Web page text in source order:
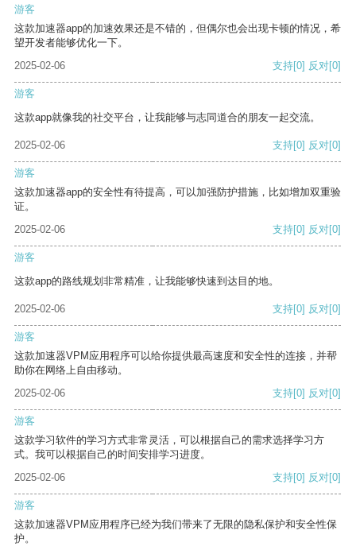
游客
这款加速器app的加速效果还是不错的，但偶尔也会出现卡顿的情况，希
望开发者能够优化一下。
2025-02-06
支持[0] 反对[0]
游客
这款app就像我的社交平台，让我能够与志同道合的朋友一起交流。
2025-02-06 支持[0] 反对[0]
游客
这款加速器app的安全性有待提高，可以加强防护措施，比如增加双重验
证。
2025-02-06
支持[0] 反对[0]
游客
这款app的路线规划非常精准，让我能够快速到达目的地。
2025-02-06 支持[0] 反对[0]
游客
这款加速器VPM应用程序可以给你提供最高速度和安全性的连接，并帮
助你在网络上自由移动。
2025-02-06
支持[0] 反对[0]
游客
这款学习软件的学习方式非常灵活，可以根据自己的需求选择学习方
式。我可以根据自己的时间安排学习进度。
2025-02-06
支持[0] 反对[0]
游客
这款加速器VPM应用程序已经为我们带来了无限的隐私保护和安全性保
护。